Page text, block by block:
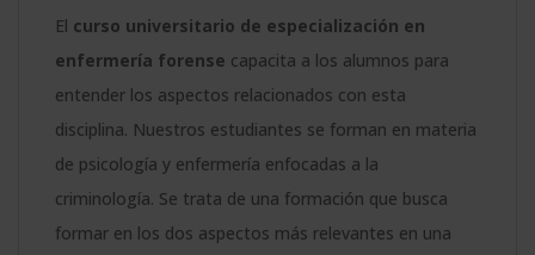
El curso universitario de especialización en
enfermería forense capacita a los alumnos para
entender los aspectos relacionados con esta
disciplina. Nuestros estudiantes se forman en materia
de psicología y enfermería enfocadas a la
criminología. Se trata de una formación que busca
formar en los dos aspectos más relevantes en una